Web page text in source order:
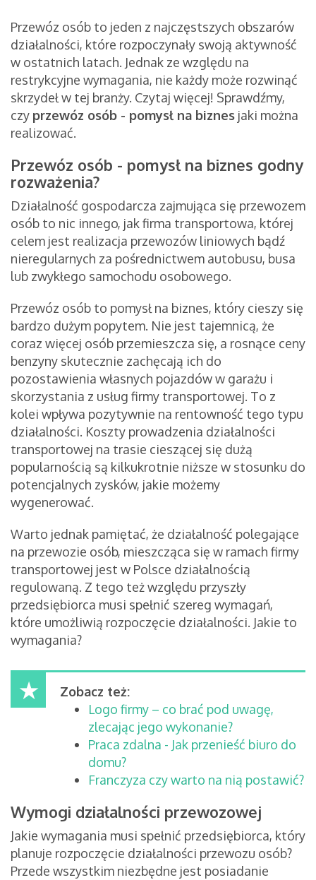
Przewóz osób to jeden z najczęstszych obszarów
działalności, które rozpoczynały swoją aktywność
w ostatnich latach. Jednak ze względu na
restrykcyjne wymagania, nie każdy może rozwinąć
skrzydeł w tej branży. Czytaj więcej! Sprawdźmy,
czy przewóz osób - pomysł na biznes jaki można
realizować.
Przewóz osób - pomysł na biznes godny
rozważenia?
Działalność gospodarcza zajmująca się przewozem
osób to nic innego, jak firma transportowa, której
celem jest realizacja przewozów liniowych bądź
nieregularnych za pośrednictwem autobusu, busa
lub zwykłego samochodu osobowego.
Przewóz osób to pomysł na biznes, który cieszy się
bardzo dużym popytem. Nie jest tajemnicą, że
coraz więcej osób przemieszcza się, a rosnące ceny
benzyny skutecznie zachęcają ich do
pozostawienia własnych pojazdów w garażu i
skorzystania z usług firmy transportowej. To z
kolei wpływa pozytywnie na rentowność tego typu
działalności. Koszty prowadzenia działalności
transportowej na trasie cieszącej się dużą
popularnością są kilkukrotnie niższe w stosunku do
potencjalnych zysków, jakie możemy
wygenerować.
Warto jednak pamiętać, że działalność polegające
na przewozie osób, mieszcząca się w ramach firmy
transportowej jest w Polsce działalnością
regulowaną. Z tego też względu przyszły
przedsiębiorca musi spełnić szereg wymagań,
które umożliwią rozpoczęcie działalności. Jakie to
wymagania?
Zobacz też:
Logo firmy – co brać pod uwagę,
zlecając jego wykonanie?
Praca zdalna - Jak przenieść biuro do
domu?
Franczyza czy warto na nią postawić?
Wymogi działalności przewozowej
Jakie wymagania musi spełnić przedsiębiorca, który
planuje rozpoczęcie działalności przewozu osób?
Przede wszystkim niezbędne jest posiadanie